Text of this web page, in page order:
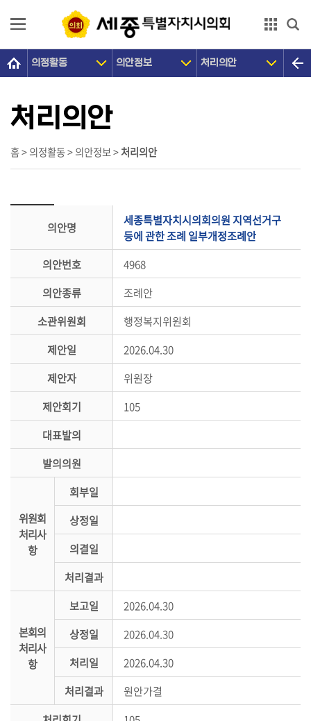
의
개
의
원
장
정
민
여
통
당
의
정
의정활동 의안정보 처리의안
홈 > 의정활동 > 의안정보 >처리의안
처리의안
의안명
세종특별자치시의회의원 지역선거구
등에 관한 조례 일부개정조례안
의안번호
4968
의안종류
조례안
소관위원회
행정복지위원회
제안일
2026.04.30
제안자
위원장
제안회기
105
대표발의
발의의원
위원회
처리사
항
회부일
상정일
의결일
처리결과
본회의
처리사
항
보고일
2026.04.30
상정일
2026.04.30
처리일
2026.04.30
처리결과
원안가결